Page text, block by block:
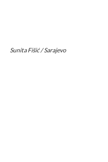
Sunita Fišić / Sarajevo